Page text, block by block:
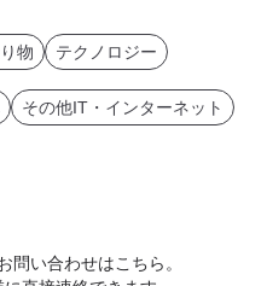
物 テクノロジー
その他IT・インターネット
問い合わせはこちら。